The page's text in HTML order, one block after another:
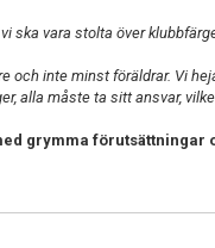
ska vara stolta över
och inte minst föräldrar. Vi
alla måste ta sitt ansvar,
grymma förutsättningar